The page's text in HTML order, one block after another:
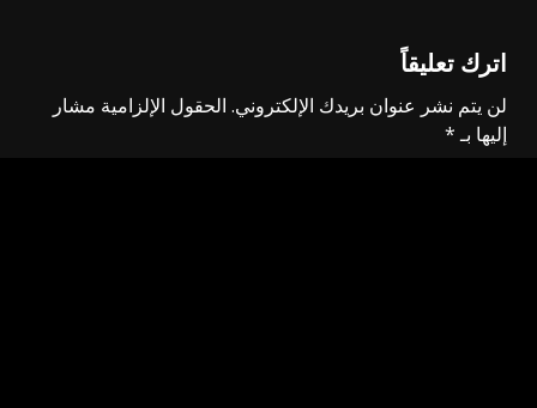
اترك تعليقاً
لن يتم نشر عنوان بريدك الإلكتروني. الحقول الإلزامية مشار
إليها بـ*